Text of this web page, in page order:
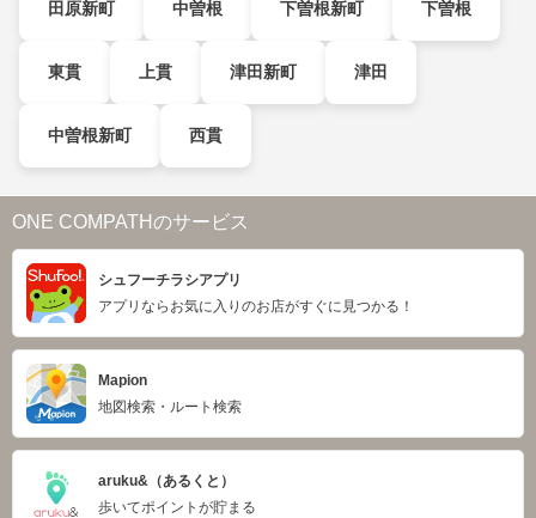
田原新町 中曽根 下曽根新町 下曽根
東貫 上貫 津田新町 津田
中曽根新町 西貫
ONE COMPATHのサービス
シュフーチラシアプリ
アプリならお気に入りのお店がすぐに見つかる！
Mapion
地図検索・ルート検索
aruku&（あるくと）
歩いてポイントが貯まる